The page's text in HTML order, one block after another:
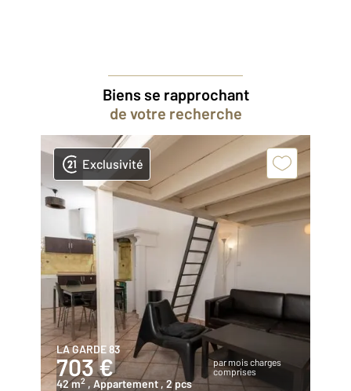
Biens se rapprochant
de votre recherche
Exclusivité
LA GARDE 83
703 €
par mois charges
comprises
42 m2 , Appartement , 2 pcs